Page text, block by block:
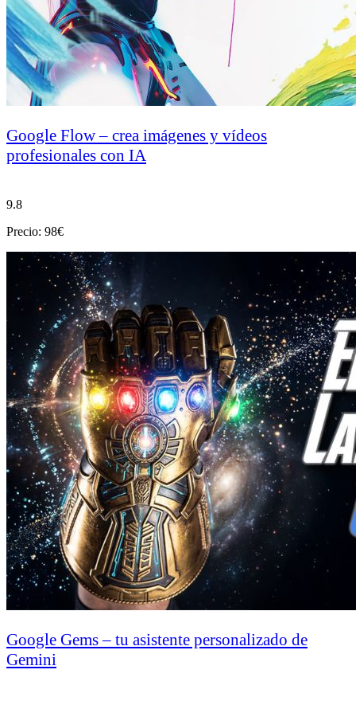
Google Flow – crea imágenes y vídeos
profesionales con IA
9.8
Precio: 98€
Google Gems – tu asistente personalizado de
Gemini